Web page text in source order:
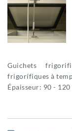
Guichets
frigorífiques à
Épaisseur: 90 - 120